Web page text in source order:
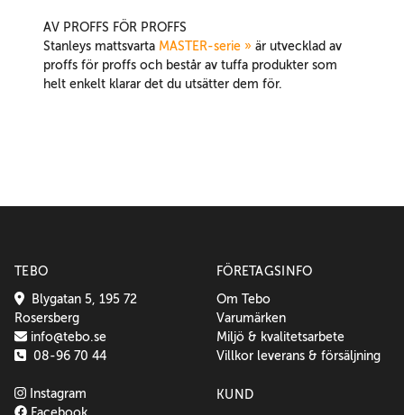
AV PROFFS FÖR PROFFS
Stanleys mattsvarta MASTER-serie » är utvecklad av
proffs för proffs och består av tuffa produkter som
helt enkelt klarar det du utsätter dem för.
TEBO
Blygatan 5, 195 72
Rosersberg
info@tebo.se
08-96 70 44
Instagram
FÖRETAGSINFO
Om Tebo
Varumärken
Miljö & kvalitetsarbete
Villkor leverans & försäljning
KUND